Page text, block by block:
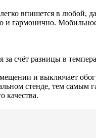
впишется в любой,
и гармонично.
счёт разницы в
и выключает
стенде, тем самым
качества.